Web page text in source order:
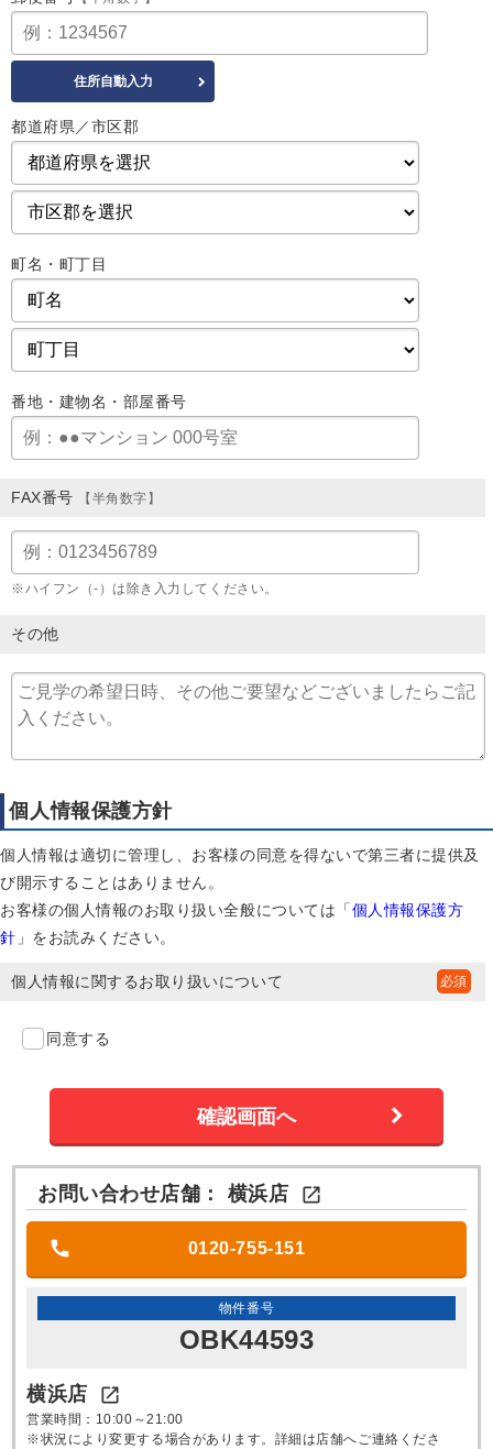
都道府県／市区郡
町名・町丁目
番地・建物名・部屋番号
FAX番号 【半角数字】
※ハイフン（-）は除き入力してください。
その他
個人情報保護方針
個人情報は適切に管理し、お客様の同意を得ないで第三者に提供及
び開示することはありません。
お客様の個人情報のお取り扱い全般については「個人情報保護方
針 」をお読みください。
個人情報に関するお取り扱いについて
同意する
お問い合わせ店舗： 横浜店 
0120-755-151
物件番号
OBK44593
横浜店 
営業時間：10:00～21:00
※状況により変更する場合があります。詳細は店舗へご連絡くださ